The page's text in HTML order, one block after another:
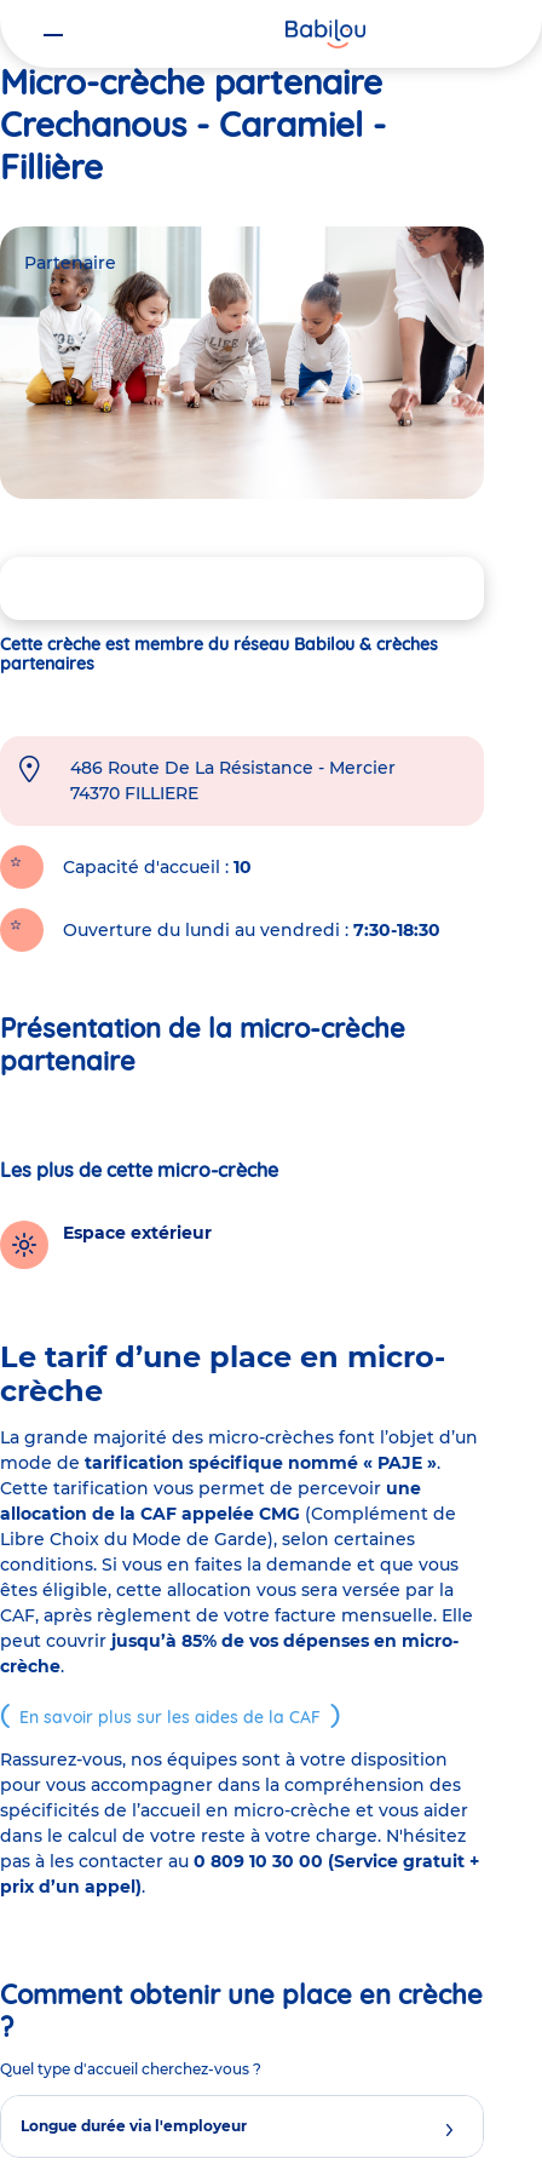
Micro-crèche partenaire
Crechanous - Caramiel -
Fillière
Partenaire
Cette crèche est membre du réseau Babilou & crèches
partenaires
486 Route De La Résistance - Mercier
74370 FILLIERE
Capacité d'accueil 10
Ouverture du lundi au vendredi : 7:30-18:30
Présentation de la micro-crèche
partenaire
Les plus de cette micro-crèche
Espace extérieur
Le tarif d’une place en micro-
crèche
La grande majorité des micro-crèches font l’objet d’un
mode de tarification spécifique nommé « PAJE ».
Cette tarification vous permet de percevoir une
allocation de la CAF appelée CMG (Complément de
Libre Choix du Mode de Garde), selon certaines
conditions. Si vous en faites la demande et que vous
êtes éligible, cette allocation vous sera versée par la
CAF, après règlement de votre facture mensuelle. Elle
peut couvrir jusqu’à 85% de vos dépenses en micro-
crèche.
En savoir plus sur les aides de la CAF
Rassurez-vous, nos équipes sont à votre disposition
pour vous accompagner dans la compréhension des
spécificités de l’accueil en micro-crèche et vous aider
dans le calcul de votre reste à votre charge. N'hésitez
pas à les contacter au 0 809 10 30 00 (Service gratuit +
prix d’un appel).
Comment obtenir une place en crèche
?
Quel type d'accueil cherchez-vous ?
Longue durée via l'employeur